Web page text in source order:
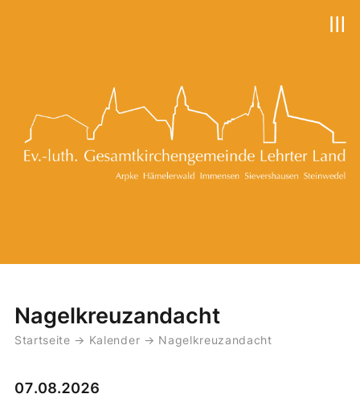
Ⅲ
Nagelkreuzandacht
Startseite → Kalender → Nagelkreuzandacht
07.08.2026